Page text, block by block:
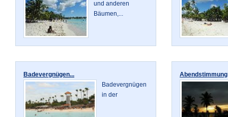
und anderen
Bäumen,...
Badevergnügen...
Badevergnügen
in der